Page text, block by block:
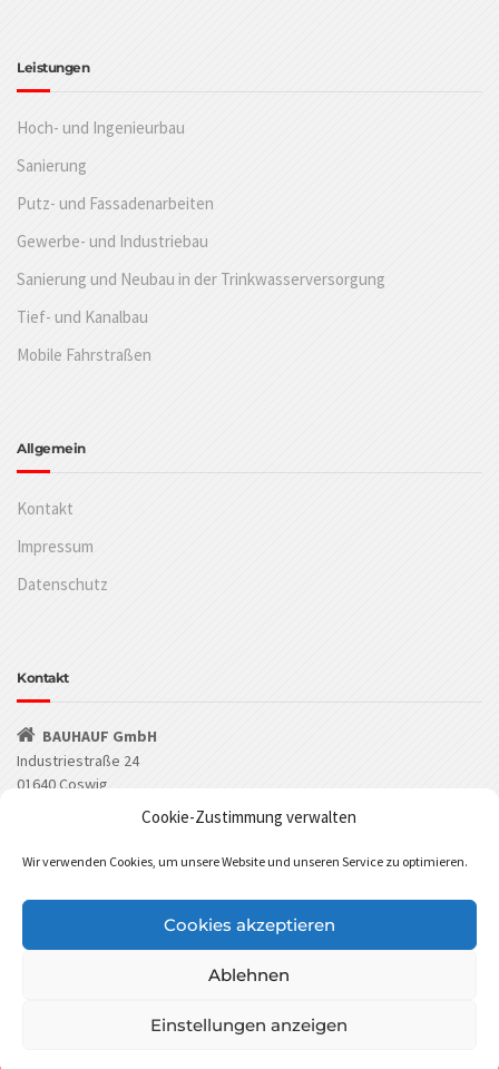
Cookie-Zustimmung verwalten
Wir verwenden Cookies, um unsere Website und unseren Service zu optimieren.
Cookies akzeptieren
Ablehnen
Einstellungen anzeigen
Leistungen
Hoch- und Ingenieurbau
Sanierung
Putz- und Fassadenarbeiten
Gewerbe- und Industriebau
Sanierung und Neubau in der Trinkwasserversorgung
Tief- und Kanalbau
Mobile Fahrstraßen
Allgemein
Kontakt
Impressum
Datenschutz
Kontakt
BAUHAUF GmbH
Industriestraße 24
01640 Coswig
(03523) 53549-29
info@bauhauf.de
BAUHAUF bei Facebook
BAUHAUF bei Instagram
Diese Website benutzt Cookies. Wenn du die Website weiter